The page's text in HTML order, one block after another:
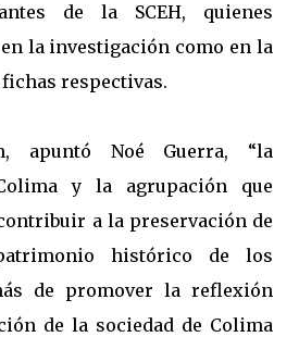
de la SCEH, quienes
la investigación como en la
respectivas.
apuntó Noé Guerra, “la
y la agrupación que
a la preservación de
histórico de los
de promover la reflexión
de la sociedad de Colima